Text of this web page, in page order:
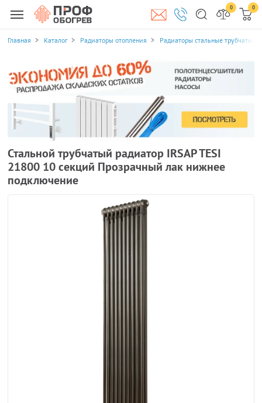
0 0
Главная Каталог Радиаторы отопления Радиаторы стальные трубчатые
Стальной трубчатый радиатор IRSAP TESI
21800 10 секций Прозрачный лак нижнее
подключение